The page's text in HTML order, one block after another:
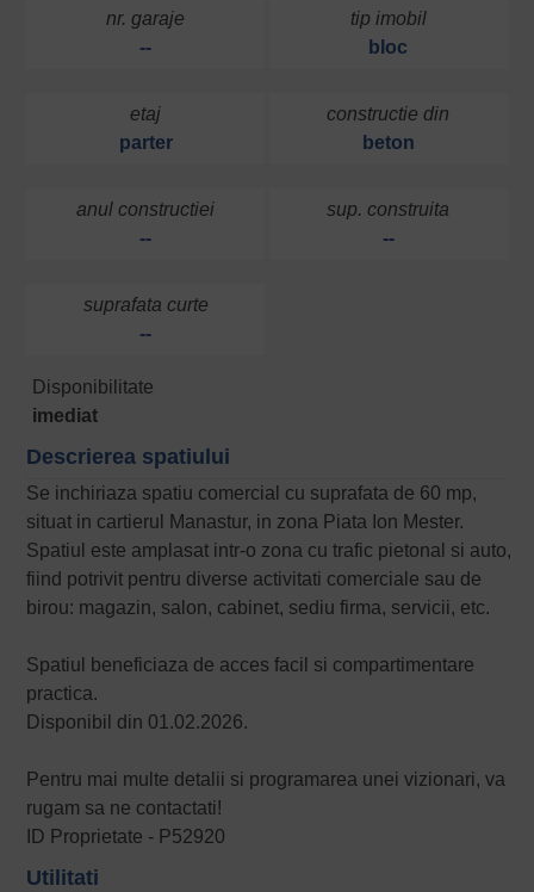
nr. garaje
--
tip imobil
bloc
etaj
parter
constructie din
beton
anul constructiei
--
sup. construita
--
suprafata curte
--
Disponibilitate
imediat
Descrierea spatiului
Se inchiriaza spatiu comercial cu suprafata de 60 mp,
situat in cartierul Manastur, in zona Piata Ion Mester.
Spatiul este amplasat intr-o zona cu trafic pietonal si auto,
fiind potrivit pentru diverse activitati comerciale sau de
birou: magazin, salon, cabinet, sediu firma, servicii, etc.
Spatiul beneficiaza de acces facil si compartimentare
practica.
Disponibil din 01.02.2026.
Pentru mai multe detalii si programarea unei vizionari, va
rugam sa ne contactati!
ID Proprietate - P52920
Utilitati